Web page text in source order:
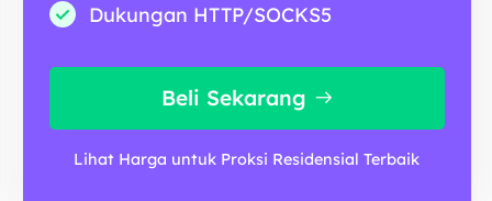
Dukungan HTTP/SOCKS5
Beli Sekarang
Lihat Harga untuk Proksi Residensial Terbaik